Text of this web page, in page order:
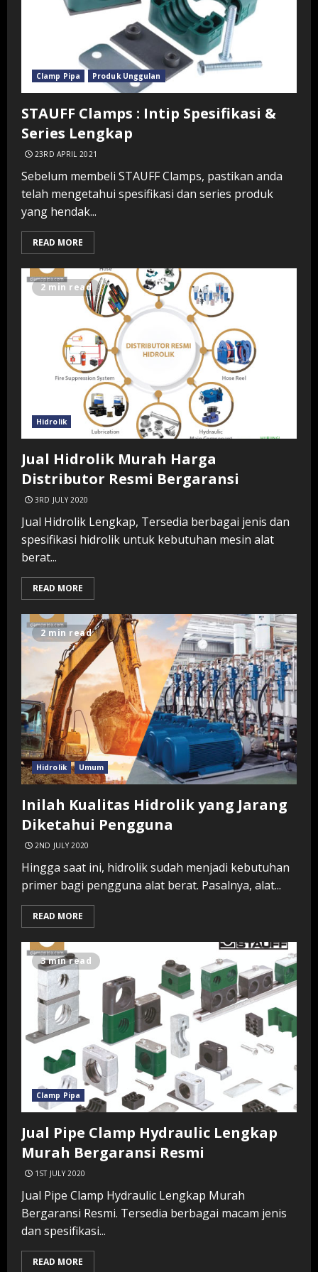
Clamp Pipa Produk Unggulan
STAUFF Clamps : Intip Spesifikasi &
Series Lengkap
23RD APRIL 2021
Sebelum membeli STAUFF Clamps, pastikan anda
telah mengetahui spesifikasi dan series produk
yang hendak...
READ MORE
2 min read
Hidrolik
Jual Hidrolik Murah Harga
Distributor Resmi Bergaransi
3RD JULY 2020
Jual Hidrolik Lengkap, Tersedia berbagai jenis dan
spesifikasi hidrolik untuk kebutuhan mesin alat
berat...
READ MORE
2 min read
Hidrolik Umum
Inilah Kualitas Hidrolik yang Jarang
Diketahui Pengguna
2ND JULY 2020
Hingga saat ini, hidrolik sudah menjadi kebutuhan
primer bagi pengguna alat berat. Pasalnya, alat...
READ MORE
3 min read
Clamp Pipa
Jual Pipe Clamp Hydraulic Lengkap
Murah Bergaransi Resmi
1ST JULY 2020
Jual Pipe Clamp Hydraulic Lengkap Murah
Bergaransi Resmi. Tersedia berbagai macam jenis
dan spesifikasi...
READ MORE